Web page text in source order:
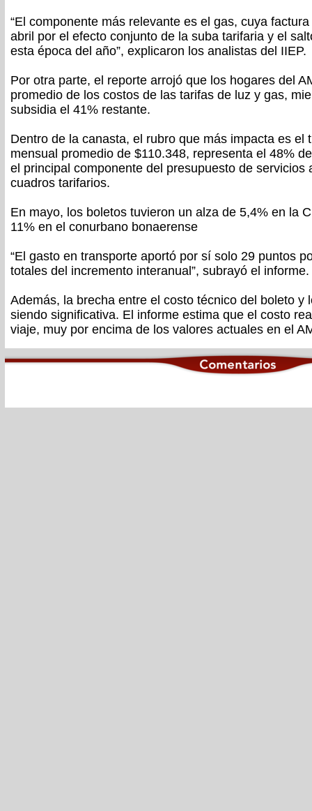
“El componente más relevante es el gas, cuya
abril por el efecto conjunto de la suba tarifaria y el
esta época del año”, explicaron los analistas del IIEP.
Por otra parte, el reporte arrojó que los hogares del
promedio de los costos de las tarifas de luz y gas,
subsidia el 41% restante.
Dentro de la canasta, el rubro que más impacta es el
mensual promedio de $110.348, representa el 48%
el principal componente del presupuesto de servicios
cuadros tarifarios.
En mayo, los boletos tuvieron un alza de 5,4% en la
11% en el conurbano bonaerense
“El gasto en transporte aportó por sí solo 29 puntos
totales del incremento interanual”, subrayó el informe.
Además, la brecha entre el costo técnico del boleto y
siendo significativa. El informe estima que el costo
viaje, muy por encima de los valores actuales en el